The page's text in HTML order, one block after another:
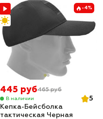
-4%
445 руб465 руб
В наличии
5
Кепка-Бейсболка
тактическая Черная